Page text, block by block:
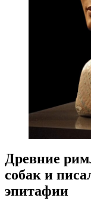
Древние
собак и
эпитафии